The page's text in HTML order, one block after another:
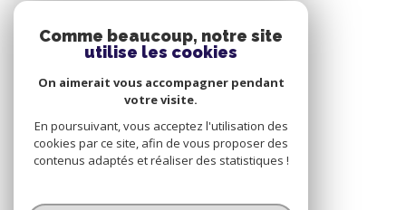
Nous suivre
Comme beaucoup, notre site
utilise les cookies
On aimerait vous accompagner pendant
votre visite.
En poursuivant, vous acceptez l'utilisation des
cookies par ce site, afin de vous proposer des
contenus adaptés et réaliser des statistiques !